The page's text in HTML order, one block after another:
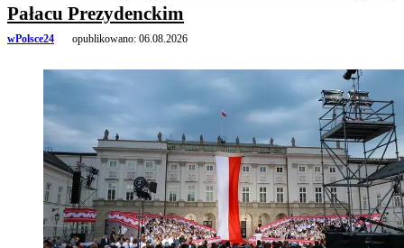
Pałacu Prezydenckim
wPolsce24 opublikowano: 06.08.2026